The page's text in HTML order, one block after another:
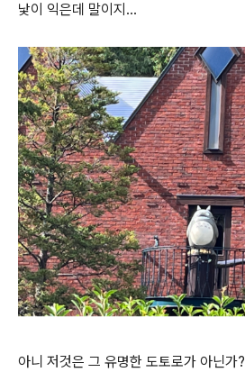
낯이 익은데 말이지...
아니 저것은 그 유명한 도토로가 아닌가?